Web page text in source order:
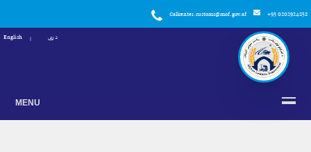
Callcenter.customs@mof.gov.af +93 0202924858
دری English
MENU